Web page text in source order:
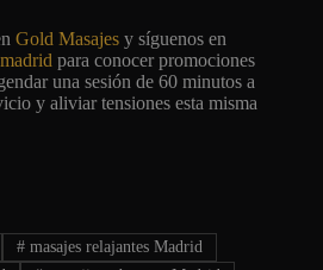
Gold Masajes y síguenos en
para conocer promociones
una sesión de 60 minutos a
y aliviar tensiones esta misma
#masajes relajantes Madrid